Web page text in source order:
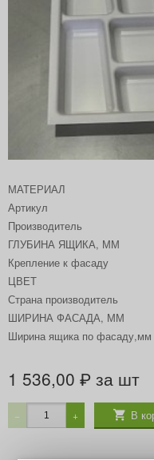
МАТЕРИАЛ
Артикул
Производитель
ГЛУБИНА ЯЩИКА, ММ
Крепление к фасаду
ЦВЕТ
Страна производитель
ШИРИНА ФАСАДА, ММ
Ширина ящика по фасаду,мм
1 536,00 ₽ за шт
− + В